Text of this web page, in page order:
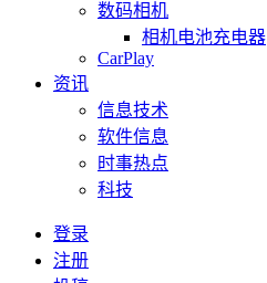
数码相机
相机电池充电器
CarPlay
资讯
信息技术
软件信息
时事热点
科技
登录
注册